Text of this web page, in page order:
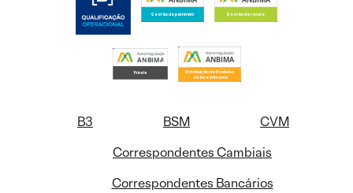
B3 BSM
CVM
Correspondentes Cambiais
Correspondentes Bancários